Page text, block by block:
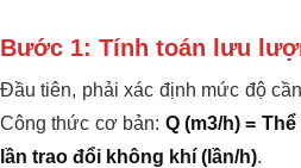
Bước 1: Tính toán lưu
Đầu tiên, phải xác định mức độ
Công thức cơ bản: Q (m3/h) =
lần trao đổi không khí (lần/h).